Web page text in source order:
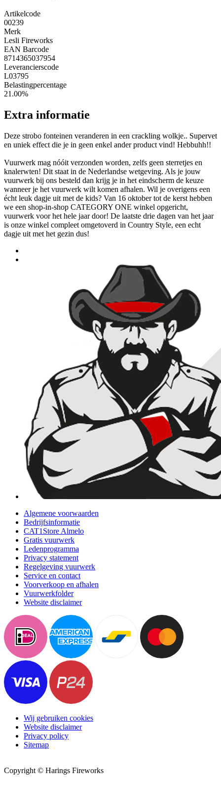
Artikelcode
00239
Merk
Lesli Fireworks
EAN Barcode
8714365037954
Leverancierscode
L03795
Belastingpercentage
21.00%
Extra informatie
Deze strobo fonteinen veranderen in een crackling wolkje.. Supervet
en uniek effect die je in geen enkel ander product vind! Hebbuhh!!
Vuurwerk mag nóóit verzonden worden, zelfs geen sterretjes en
knalerwten! Dit staat in de Nederlandse wetgeving. Als je jouw
vuurwerk bij ons besteld dan krijg je in het eindscherm de keuze
wanneer je het vuurwerk wilt komen afhalen. Wil je overigens een
écht leuk dagje uit met de kids? Van 16 oktober tot de kerst hebben
we een shop-in-shop CATEGORY ONE winkel opgericht,
vuurwerk voor het hele jaar door! De laatste drie dagen van het jaar
is onze winkel compleet omgetoverd in Country Style, een echt
dagje uit met het gezin dus!
Algemene voorwaarden
Bedrijfsinformatie
CAT1Store Almelo
Gratis vuurwerk
Ledenprogramma
Privacy statement
Regelgeving vuurwerk
Service en contact
Voorverkoop en afhalen
Vuurwerkfolder
Website disclaimer
Wij gebruiken cookies
Website disclaimer
Privacy policy
Sitemap
Copyright © Harings Fireworks